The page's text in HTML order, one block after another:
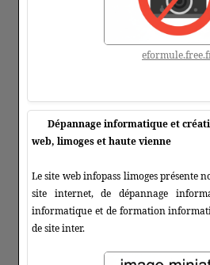
Dépannage informatique et
web, limoges et haute vienne
Le site web infopass limoges présente
site internet, de dépannage
informatique et de formation
de site inter.